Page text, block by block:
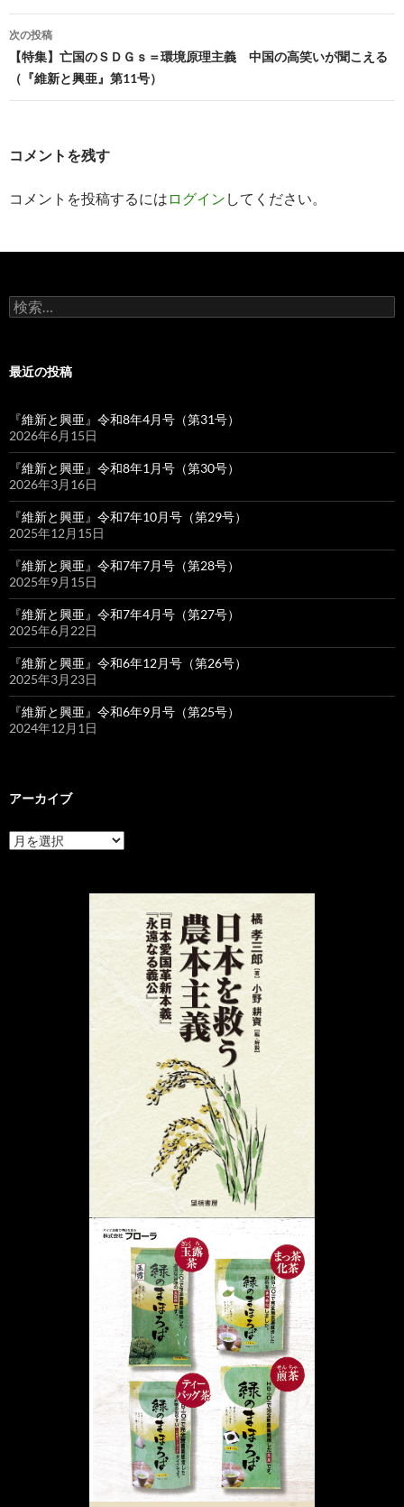
ビ
ゲ
ー
シ
次の投稿
【特集】亡国のＳＤＧｓ＝環境原理主義 中国の高笑いが聞こえる
（『維新と興亜』第11号）
コメントを残す
コメントを投稿するには ログイン してください。
検
索:
最近の投稿
『維新と興亜』令和8年4月号（第31号）
2026年6月15日
『維新と興亜』令和8年1月号（第30号）
2026年3月16日
『維新と興亜』令和7年10月号（第29号）
2025年12月15日
『維新と興亜』令和7年7月号（第28号）
2025年9月15日
『維新と興亜』令和7年4月号（第27号）
2025年6月22日
『維新と興亜』令和6年12月号（第26号）
2025年3月23日
『維新と興亜』令和6年9月号（第25号）
2024年12月1日
アーカイブ
ア
ー